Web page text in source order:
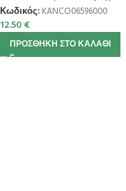
Κωδικός: KANCO06596000
12.50€
ΠΡΟΣΘΉΚΗ ΣΤΟ ΚΑΛΆΘΙ